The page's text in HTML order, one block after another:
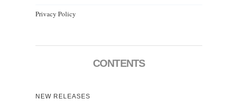
Privacy Policy
CONTENTS
NEW RELEASES